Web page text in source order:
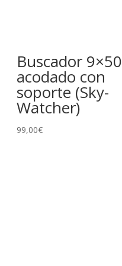
Buscador 9×50
acodado con
soporte (Sky-
Watcher)
99,00€